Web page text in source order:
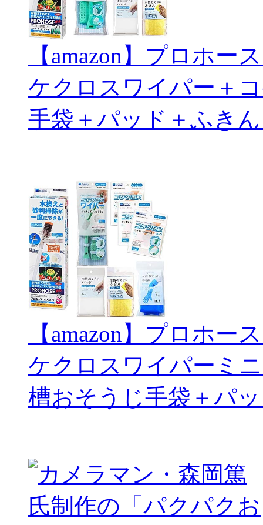
【amazon】プロホ
ケクロスワイパー＋
手袋＋パッド＋ふき
【amazon】プロホー
ケクロスワイパーミ
槽おそうじ手袋＋パ